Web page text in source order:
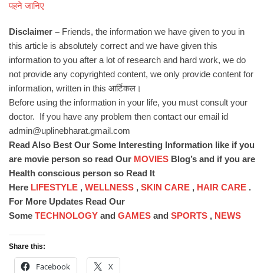
पहने जानिए
Disclaimer – Friends, the information we have given to you in
this article is absolutely correct and we have given this
information to you after a lot of research and hard work, we do
not provide any copyrighted content, we only provide content for
information, written in this आर्टिकल।
Before using the information in your life, you must consult your
doctor. If you have any problem then contact our email id
admin@uplinebharat.gmail.com
Read Also Best Our Some Interesting Information like if you
are movie person so read Our MOVIES Blog’s and if you are
Health conscious person so Read It
Here LIFESTYLE , WELLNESS , SKIN CARE , HAIR CARE .
For More Updates Read Our
Some TECHNOLOGY and GAMES and SPORTS , NEWS
Share this:
Facebook X